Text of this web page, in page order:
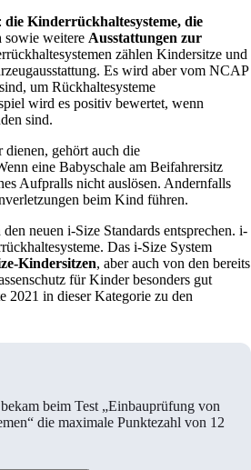
die Kinderrückhaltesysteme, die
sowie weitere Ausstattungen zur
zählen Kindersitze und
Es wird aber vom NCAP
um Rückhaltesysteme
wird es positiv bewertet, wenn
sind.
gehört auch die
eine Babyschale am Beifahrersitz
Aufpralls nicht auslösen. Andernfalls
beim Kind führen.
neuen i-Size Standards entsprechen. i-
Das i-Size System
Kindersitzen, aber auch von den bereits
für Kinder besonders gut
2021 in dieser Kategorie zu den
beim Test „Einbauprüfung von
die maximale Punktezahl von 12